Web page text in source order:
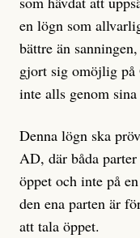
en lögn som
bättre än
gjort sig omöjlig på
inte alls genom sina
Denna lögn ska
AD, där båda
öppet och inte på
den ena parten är
att tala öppet.